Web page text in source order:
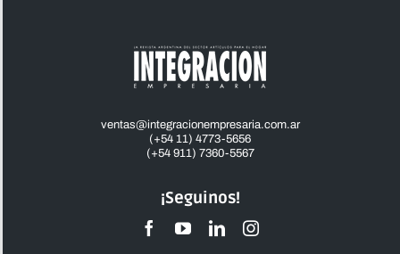
¡Seguinos!
ventas@integracionempresaria.com.ar
(+54 11) 4773-5656
(+54 911) 7360-5567